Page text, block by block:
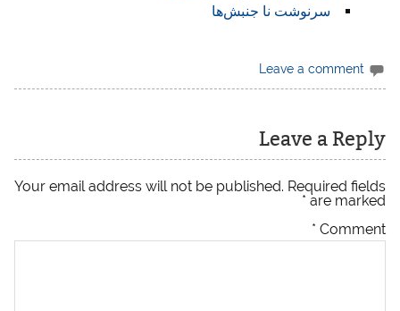
‌‌سرنوشت نا جنبش‌ها
Leave a comment
Leave a Reply
Your email address will not be published. Required fields
are marked
*
Comment
*